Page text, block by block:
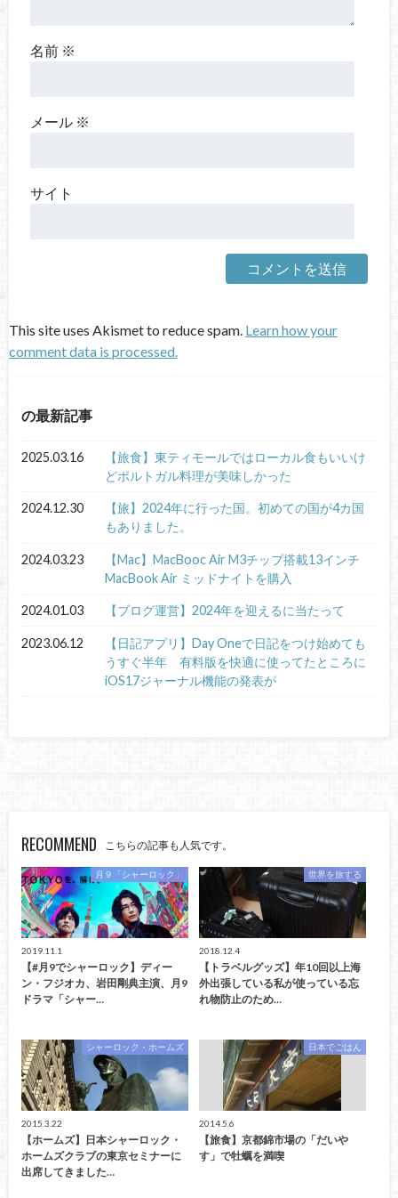
名前 ※
メール ※
サイト
This site uses Akismet to reduce spam. Learn how your
comment data is processed.
の最新記事
2025.03.16
【旅食】東ティモールではローカル食もいいけ
どポルトガル料理が美味しかった
2024.12.30
【旅】2024年に行った国。初めての国が4カ国
もありました。
2024.03.23
【Mac】MacBooc Air M3チップ搭載13インチ
MacBook Air ミッドナイトを購入
2024.01.03 【ブログ運営】2024年を迎えるに当たって
2023.06.12
【日記アプリ】Day Oneで日記をつけ始めても
うすぐ半年 有料版を快適に使ってたところに
iOS17ジャーナル機能の発表が
RECOMMEND こちらの記事も人気です。
月９「シャーロック」
2019.11.1
【#月9でシャーロック】ディー
ン・フジオカ、岩田剛典主演、月9
ドラマ「シャー…
世界を旅する
2018.12.4
【トラベルグッズ】年10回以上海
外出張している私が使っている忘
れ物防止のため…
シャーロック・ホームズ
2015.3.22
【ホームズ】日本シャーロック・
ホームズクラブの東京セミナーに
出席してきました…
日本でごはん
2014.5.6
【旅食】京都錦市場の「だいや
す」で牡蠣を満喫